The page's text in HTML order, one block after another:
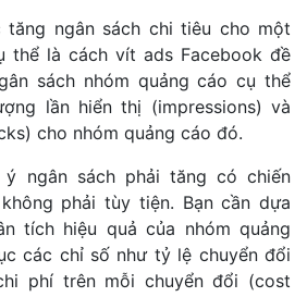
tăng ngân sách chi tiêu cho một
thể là cách vít ads Facebook đề
sách nhóm quảng cáo cụ thể
lần hiển thị (impressions) và
cho nhóm quảng cáo đó.
ý ngân sách phải tăng có chiến
phải tùy tiện. Bạn cần dựa
tích hiệu quả của nhóm quảng
các chỉ số như tỷ lệ chuyển đổi
phí trên mỗi chuyển đổi (cost